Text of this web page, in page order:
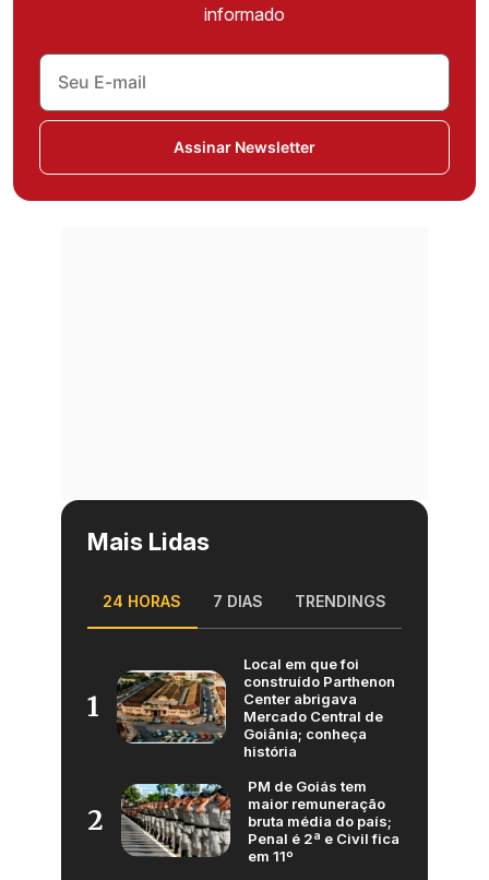
informado
Assinar Newsletter
Mais Lidas
24 HORAS 7 DIAS TRENDINGS
1
Local em que foi
construído Parthenon
Center abrigava
Mercado Central de
Goiânia; conheça
história
2
PM de Goiás tem
maior remuneração
bruta média do país;
Penal é 2ª e Civil fica
em 11º